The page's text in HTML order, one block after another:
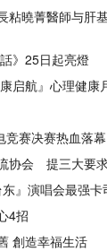
粘曉菁醫師与肝
》25日起亮燈
启航』心理健康
竞赛决赛热血落幕
协会 提三大要
』演唱会最强卡
4招
創造幸福生活